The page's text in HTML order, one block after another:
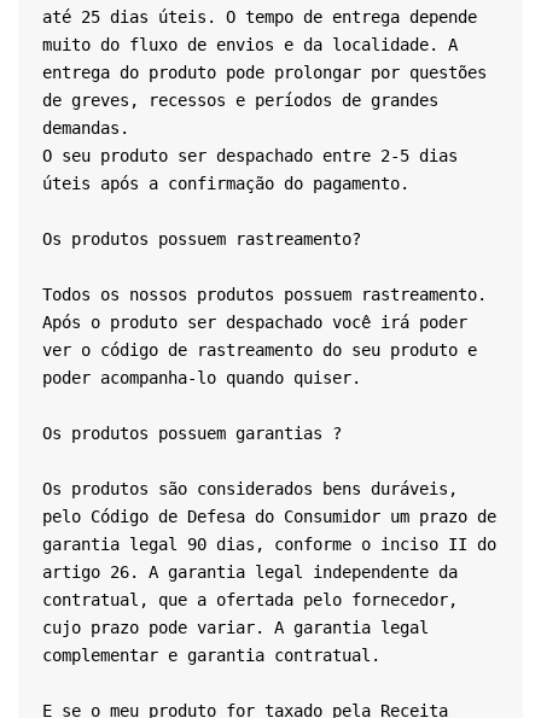
até 25 dias úteis. O tempo de entrega depende
muito do fluxo de envios e da localidade. A
entrega do produto pode prolongar por questões
de greves, recessos e períodos de grandes
demandas.
O seu produto ser despachado entre 2-5 dias
úteis após a confirmação do pagamento.
Os produtos possuem rastreamento?
Todos os nossos produtos possuem rastreamento.
Após o produto ser despachado você irá poder
ver o código de rastreamento do seu produto e
poder acompanha-lo quando quiser.
Os produtos possuem garantias ?
Os produtos são considerados bens duráveis,
pelo Código de Defesa do Consumidor um prazo de
garantia legal 90 dias, conforme o inciso II do
artigo 26. A garantia legal independente da
contratual, que a ofertada pelo fornecedor,
cujo prazo pode variar. A garantia legal
complementar e garantia contratual.
E se o meu produto for taxado pela Receita